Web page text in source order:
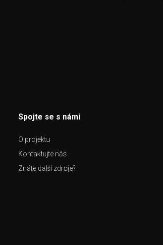
Spojte se s námi
O projektu
Kontaktujte nás
Znáte další zdroje?